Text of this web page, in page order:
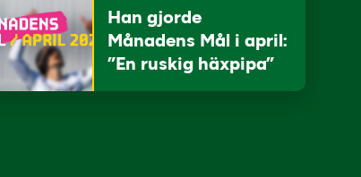
Han gjorde
Månadens Mål i april:
”En ruskig häxpipa”